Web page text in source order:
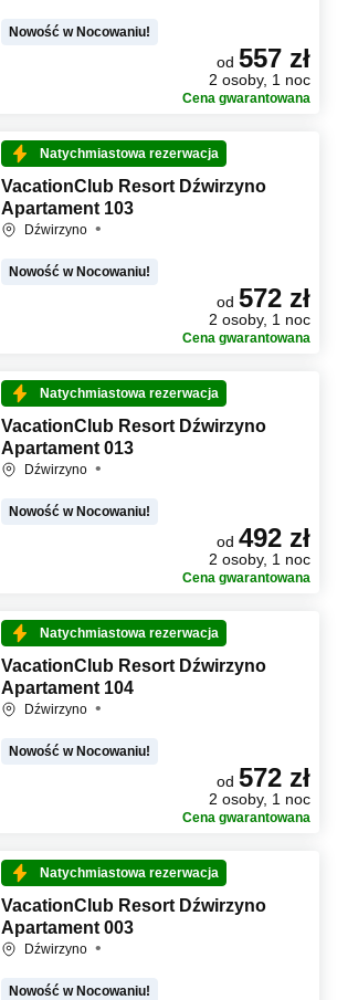
Nowość w Nocowaniu!
od 557 zł
2 osoby, 1 noc
Cena gwarantowana
Natychmiastowa rezerwacja
VacationClub Resort Dźwirzyno
Apartament 103
Dźwirzyno
Nowość w Nocowaniu!
od 572 zł
2 osoby, 1 noc
Cena gwarantowana
Natychmiastowa rezerwacja
VacationClub Resort Dźwirzyno
Apartament 013
Dźwirzyno
Nowość w Nocowaniu!
od 492 zł
2 osoby, 1 noc
Cena gwarantowana
Natychmiastowa rezerwacja
VacationClub Resort Dźwirzyno
Apartament 104
Dźwirzyno
Nowość w Nocowaniu!
od 572 zł
2 osoby, 1 noc
Cena gwarantowana
Natychmiastowa rezerwacja
VacationClub Resort Dźwirzyno
Apartament 003
Dźwirzyno
Nowość w Nocowaniu!